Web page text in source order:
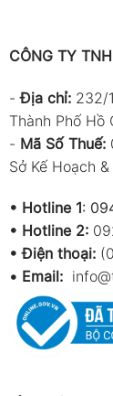
CÔNG TY
-Địa chỉ: 232/
Thành Phố Hồ
- Mã Số Thuế:
Sở Kế Hoạch
• Hotline 1:
• Hotline 2:
• Điện thoại:
• Email: